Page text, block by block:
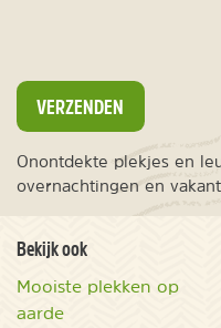
VERZENDEN
Onontdekte plekjes en
overnachtingen en
Bekijk ook
Mooiste plekken op
aarde